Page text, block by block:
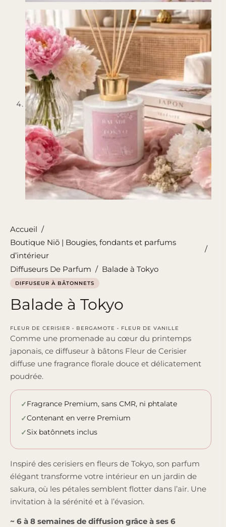
Accueil /
Boutique Niõ | Bougies, fondants et parfums
d’intérieur
/
Diffuseurs De Parfum / Balade à Tokyo
DIFFUSEUR À BÂTONNETS
Balade à Tokyo
FLEUR DE CERISIER • BERGAMOTE • FLEUR DE VANILLE
Comme une promenade au cœur du printemps
japonais, ce diffuseur à bâtons Fleur de Cerisier
diffuse une fragrance florale douce et délicatement
poudrée.
Fragrance Premium, sans CMR, ni phtalate
Contenant en verre Premium
Six batônnets inclus
Inspiré des cerisiers en fleurs de Tokyo, son parfum
élégant transforme votre intérieur en un jardin de
sakura, où les pétales semblent flotter dans l’air. Une
invitation à la sérénité et à l’évasion.
~ 6 à 8 semaines de diffusion grâce à ses 6